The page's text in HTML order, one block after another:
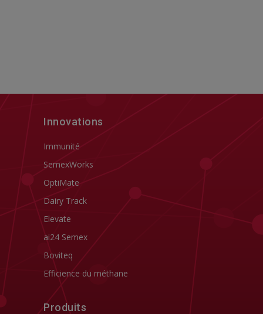
Innovations
Immunité
SemexWorks
OptiMate
Dairy Track
Elevate
ai24 Semex
Boviteq
Efficience du méthane
Produits